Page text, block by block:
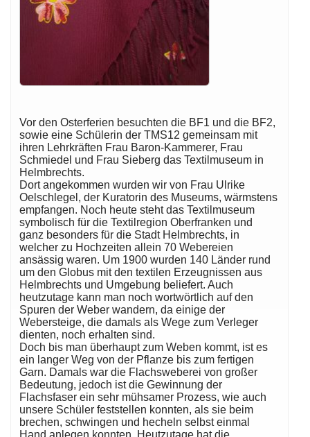
Vor den Osterferien besuchten die BF1 und die BF2,
sowie eine Schülerin der TMS12 gemeinsam mit
ihren Lehrkräften Frau Baron-Kammerer, Frau
Schmiedel und Frau Sieberg das Textilmuseum in
Helmbrechts.
Dort angekommen wurden wir von Frau Ulrike
Oelschlegel, der Kuratorin des Museums, wärmstens
empfangen. Noch heute steht das Textilmuseum
symbolisch für die Textilregion Oberfranken und
ganz besonders für die Stadt Helmbrechts, in
welcher zu Hochzeiten allein 70 Webereien
ansässig waren. Um 1900 wurden 140 Länder rund
um den Globus mit den textilen Erzeugnissen aus
Helmbrechts und Umgebung beliefert. Auch
heutzutage kann man noch wortwörtlich auf den
Spuren der Weber wandern, da einige der
Webersteige, die damals als Wege zum Verleger
dienten, noch erhalten sind.
Doch bis man überhaupt zum Weben kommt, ist es
ein langer Weg von der Pflanze bis zum fertigen
Garn. Damals war die Flachsweberei von großer
Bedeutung, jedoch ist die Gewinnung der
Flachsfaser ein sehr mühsamer Prozess, wie auch
unsere Schüler feststellen konnten, als sie beim
brechen, schwingen und hecheln selbst einmal
Hand anlegen konnten. Heutzutage hat die